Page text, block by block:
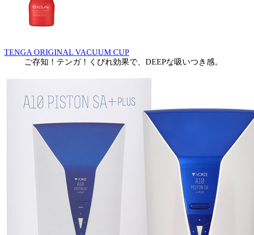
TENGA ORIGINAL VACUUM CUP
ご存知！テンガ！くびれ効果で、DEEPな吸いつき感。